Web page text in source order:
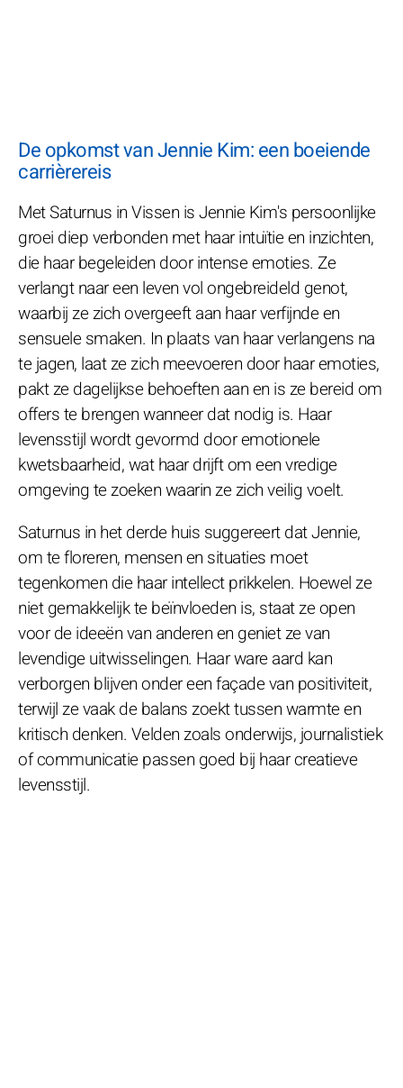
De opkomst van Jennie Kim: een boeiende
carrièrereis
Met Saturnus in Vissen is Jennie Kim's persoonlijke
groei diep verbonden met haar intuïtie en inzichten,
die haar begeleiden door intense emoties. Ze
verlangt naar een leven vol ongebreideld genot,
waarbij ze zich overgeeft aan haar verfijnde en
sensuele smaken. In plaats van haar verlangens na
te jagen, laat ze zich meevoeren door haar emoties,
pakt ze dagelijkse behoeften aan en is ze bereid om
offers te brengen wanneer dat nodig is. Haar
levensstijl wordt gevormd door emotionele
kwetsbaarheid, wat haar drijft om een vredige
omgeving te zoeken waarin ze zich veilig voelt.
Saturnus in het derde huis suggereert dat Jennie,
om te floreren, mensen en situaties moet
tegenkomen die haar intellect prikkelen. Hoewel ze
niet gemakkelijk te beïnvloeden is, staat ze open
voor de ideeën van anderen en geniet ze van
levendige uitwisselingen. Haar ware aard kan
verborgen blijven onder een façade van positiviteit,
terwijl ze vaak de balans zoekt tussen warmte en
kritisch denken. Velden zoals onderwijs, journalistiek
of communicatie passen goed bij haar creatieve
levensstijl.